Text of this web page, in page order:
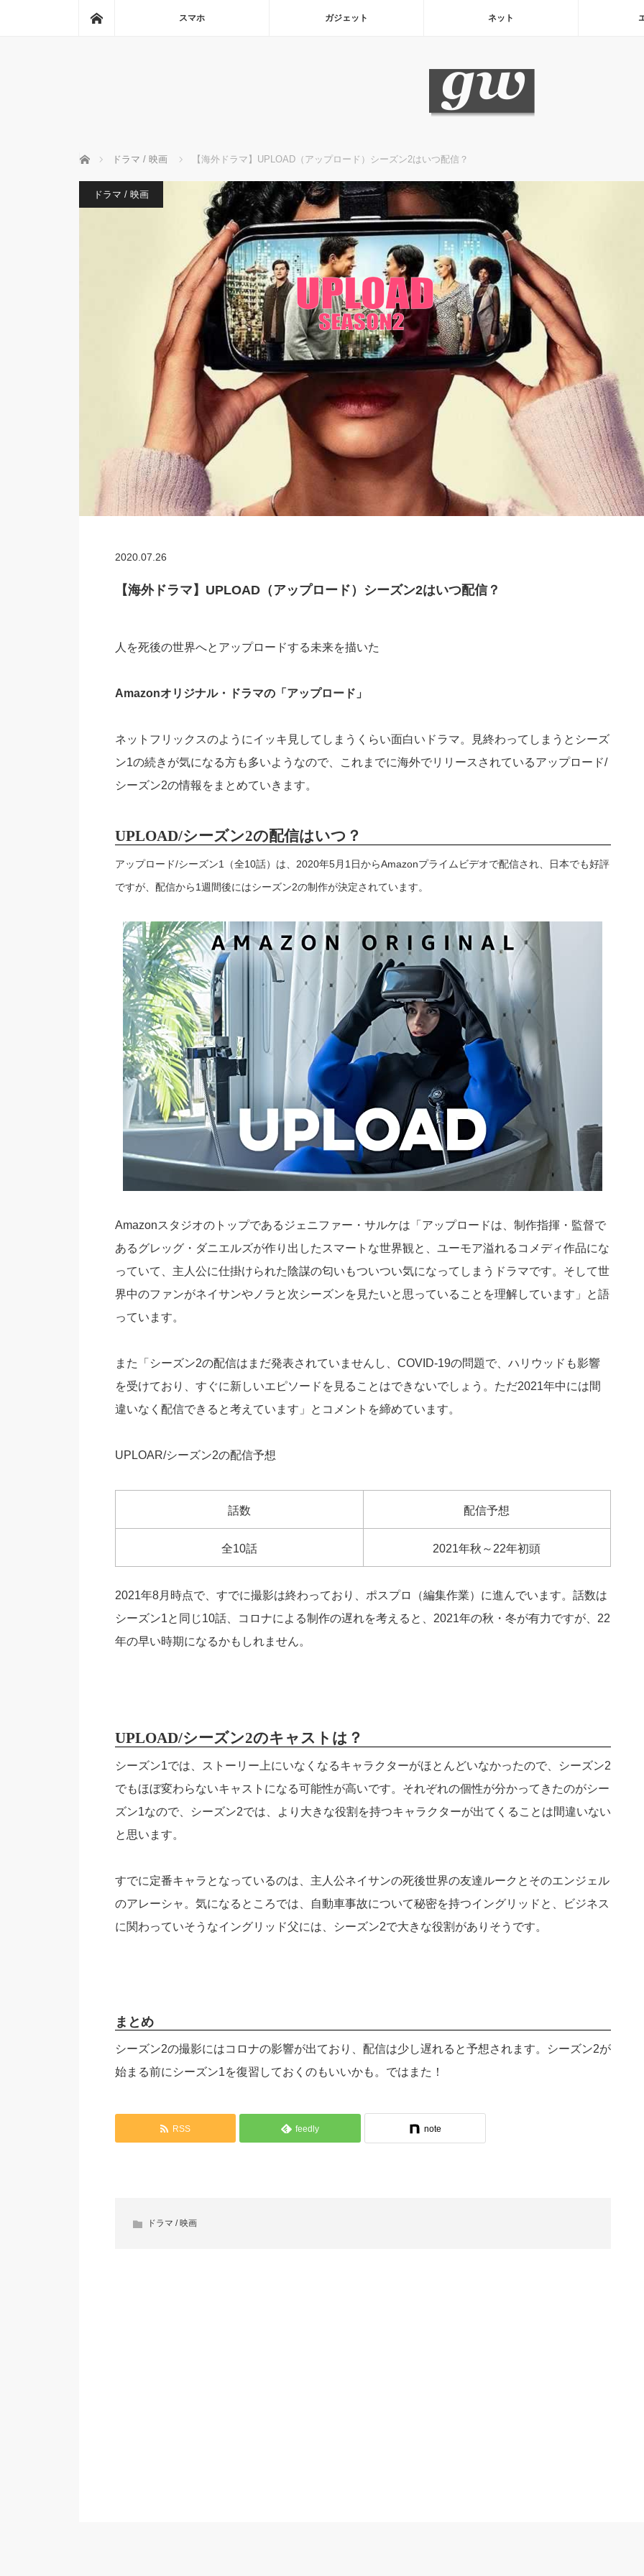
スマホ ガジェット ネット
ホーム ドラマ / 映画 【海外ドラマ】UPLOAD（アップロード）シーズン2はいつ配信？
ドラマ / 映画
2020.07.26
【海外ドラマ】UPLOAD（アップロード）シーズン2はいつ配信？
人を死後の世界へとアップロードする未来を描いた
Amazonオリジナル・ドラマの「アップロード」
ネットフリックスのようにイッキ見してしまうくらい面白いドラマ。見終わってしまうとシーズ
ン1の続きが気になる方も多いようなので、これまでに海外でリリースされているアップロード/
シーズン2の情報をまとめていきます。
UPLOAD/シーズン2の配信はいつ？
アップロード/シーズン1（全10話）は、2020年5月1日からAmazonプライムビデオで配信され、日本でも好評
ですが、配信から1週間後にはシーズン2の制作が決定されています。
Amazonスタジオのトップであるジェニファー・サルケは「アップロードは、制作指揮・監督で
あるグレッグ・ダニエルズが作り出したスマートな世界観と、ユーモア溢れるコメディ作品にな
っていて、主人公に仕掛けられた陰謀の匂いもついつい気になってしまうドラマです。そして世
界中のファンがネイサンやノラと次シーズンを見たいと思っていることを理解しています」と語
っています。
また「シーズン2の配信はまだ発表されていませんし、COVID-19の問題で、ハリウッドも影響
を受けており、すぐに新しいエピソードを見ることはできないでしょう。ただ2021年中には間
違いなく配信できると考えています」とコメントを締めています。
UPLOAR/シーズン2の配信予想
話数 配信予想
全10話 2021年秋～22年初頭
2021年8月時点で、すでに撮影は終わっており、ポスプロ（編集作業）に進んでいます。話数は
シーズン1と同じ10話、コロナによる制作の遅れを考えると、2021年の秋・冬が有力ですが、22
年の早い時期になるかもしれません。
UPLOAD/シーズン2のキャストは？
シーズン1では、ストーリー上にいなくなるキャラクターがほとんどいなかったので、シーズン2
でもほぼ変わらないキャストになる可能性が高いです。それぞれの個性が分かってきたのがシー
ズン1なので、シーズン2では、より大きな役割を持つキャラクターが出てくることは間違いない
と思います。
すでに定番キャラとなっているのは、主人公ネイサンの死後世界の友達ルークとそのエンジェル
のアレーシャ。気になるところでは、自動車事故について秘密を持つイングリッドと、ビジネス
に関わっていそうなイングリッド父には、シーズン2で大きな役割がありそうです。
まとめ
シーズン2の撮影にはコロナの影響が出ており、配信は少し遅れると予想されます。シーズン2が
始まる前にシーズン1を復習しておくのもいいかも。ではまた！
RSS feedly note
ドラマ / 映画